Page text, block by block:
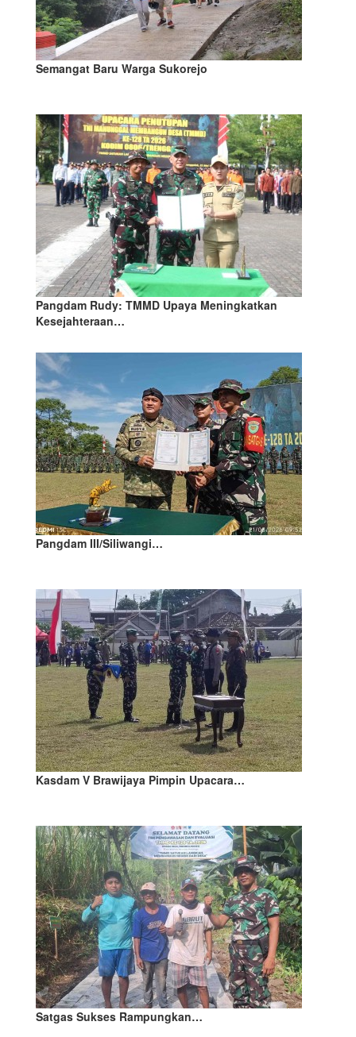
Semangat Baru Warga Sukorejo
Pangdam Rudy: TMMD Upaya Meningkatkan
Kesejahteraan…
Pangdam III/Siliwangi…
Kasdam V Brawijaya Pimpin Upacara…
Satgas Sukses Rampungkan…